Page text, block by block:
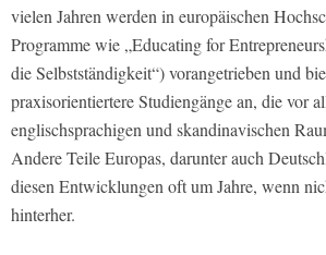
vielen Jahren werden in europäischen
Programme wie „Educating for
die Selbstständigkeit“) vorangetrieben und
praxisorientiertere Studiengänge an, die vor
englischsprachigen und skandinavischen
Andere Teile Europas, darunter auch
diesen Entwicklungen oft um Jahre, wenn
hinterher.